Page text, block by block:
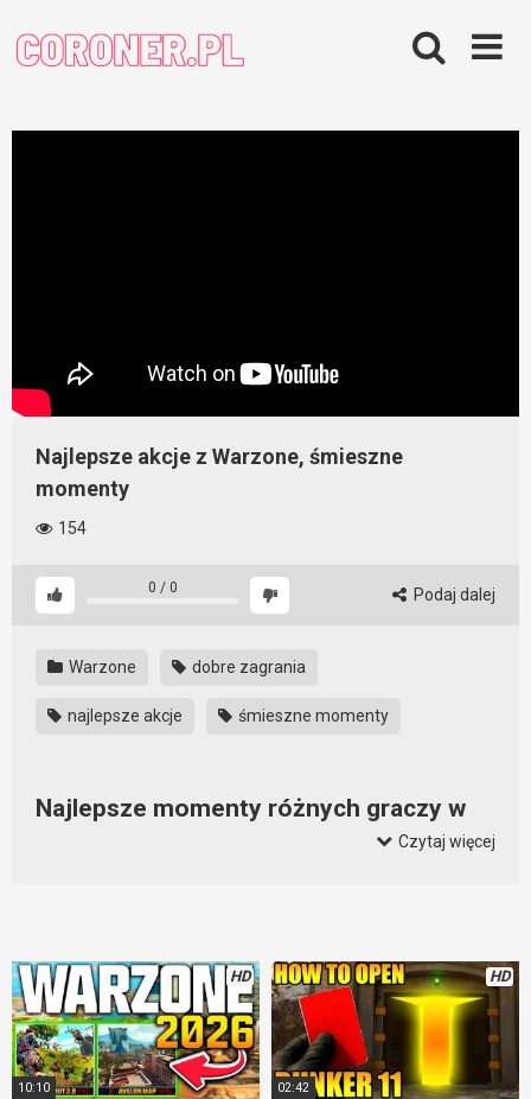
content
Najlepsze akcje z Warzone, śmieszne
momenty
154
0 / 0 Podaj dalej
Warzone dobre zagrania
najlepsze akcje śmieszne momenty
Najlepsze momenty różnych graczy w
Dzieje się sporo.
Czytaj więcej
HD
10:10
HD
02:42